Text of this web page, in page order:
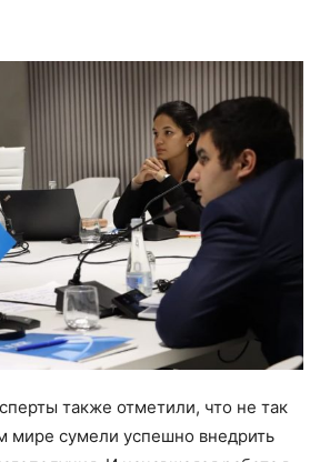
также отметили, что не так
мире сумели успешно внедрить